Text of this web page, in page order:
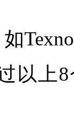
以上